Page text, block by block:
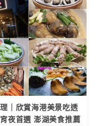
｜欣賞海港美景吃透
夜首選 澎湖美食推薦